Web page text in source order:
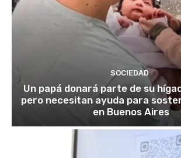
SOCIEDAD
Un papá donará parte de su
pero necesitan ayuda para
en Buenos Aires